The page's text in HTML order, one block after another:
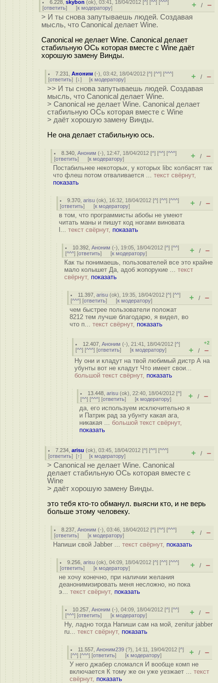
6.228 ,skybon (ok), 03:41, 18/04/2012 [^] [^^] [^^^]
[ответить] [к модератору] + / –
> И ты снова запутываешь людей. Создавая
мысль, что Canonical делает Wine.
Canonical не делает Wine. Canonical делает
стабильную ОСь которая вместе с Wine даёт
хорошую замену Винды.
7.231 ,Аноним (-), 03:42, 18/04/2012 [^] [^^] [^^^]
[ответить] [↓] [к модератору] + / –
>> И ты снова запутываешь людей. Создавая
мысль, что Canonical делает Wine.
> Canonical не делает Wine. Canonical делает
стабильную ОСь которая вместе с Wine
> даёт хорошую замену Винды.
Не она делает стабильную ось.
8.340 ,Аноним (-), 12:47, 18/04/2012 [^] [^^] [^^^]
[ответить] [к модератору] + / –
Постабильнее некоторых, у которых libc колбасят так
что флеш потом отваливается ... текст свёрнут,
показать
9.370 ,arisu (ok), 16:32, 18/04/2012 [^] [^^] [^^^]
[ответить] [к модератору] + / –
в том, что программисты абобы не умеют
читать маны и пишут код ногами виновата
l... текст свёрнут, показать
10.392 ,Аноним (-), 19:05, 18/04/2012 [^] [^^]
[^^^] [ответить] [к модератору] + / –
Как ты понимаешь, пользователей все это крайне
мало колышет Да, адоб жопoрукие ... текст
свёрнут, показать
11.397 ,arisu (ok), 19:35, 18/04/2012 [^] [^^]
[^^^] [ответить] [к модератору] + / –
чем быстрее пользователи положат
8212 тем лучше благодарю, я видел, во
что п... текст свёрнут, показать
12.407 ,Аноним (-), 21:41, 18/04/2012 [^]
[^^] [^^^] [ответить] [к модератору]
+2
+ / –
Ну они и кладут на твой любимый дистр А на
убунты вот не кладут Что имеет свои...
большой текст свёрнут, показать
13.448 ,arisu (ok), 22:40, 18/04/2012 [^]
[^^] [^^^] [ответить] [к модератору] + / –
да, его используем исключительно я
и Патрик рад за убунту какая ага,
никакая ... большой текст свёрнут,
показать
7.234 ,arisu (ok), 03:45, 18/04/2012 [^] [^^] [^^^]
[ответить] [↑] [к модератору] + / –
> Canonical не делает Wine. Canonical
делает стабильную ОСь которая вместе с
Wine
> даёт хорошую замену Винды.
это тебя кто-то обманул. выясни кто, и не верь
больше этому человеку.
8.237 ,Аноним (-), 03:46, 18/04/2012 [^] [^^] [^^^]
[ответить] [к модератору] + / –
Напиши свой Jabber ... текст свёрнут, показать
9.256 ,arisu (ok), 04:09, 18/04/2012 [^] [^^] [^^^]
[ответить] [к модератору] + / –
не хочу конечно, при наличии желания
деанонимизировать меня несложно, но пока
э... текст свёрнут, показать
10.257 ,Аноним (-), 04:09, 18/04/2012 [^] [^^]
[^^^] [ответить] [к модератору] + / –
Ну, ладно тогда Напиши сам на мой, zenitur jabber
ru... текст свёрнут, показать
11.557 ,Аноним239 (?), 14:11, 19/04/2012 [^]
[^^] [^^^] [ответить] [к модератору] + / –
У него джабер сломался И вообще комп не
включается К тому же он уже уезжает ... текст
свёрнут, показать